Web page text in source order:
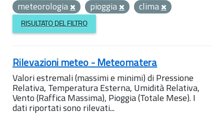
meteorologia
pioggia clima
RISULTATO DEL FILTRO
Rilevazioni meteo - Meteomatera
Valori estremali (massimi e minimi) di Pressione
Relativa, Temperatura Esterna, Umidità Relativa,
Vento (Raffica Massima), Pioggia (Totale Mese). I
dati riportati sono rilevati...